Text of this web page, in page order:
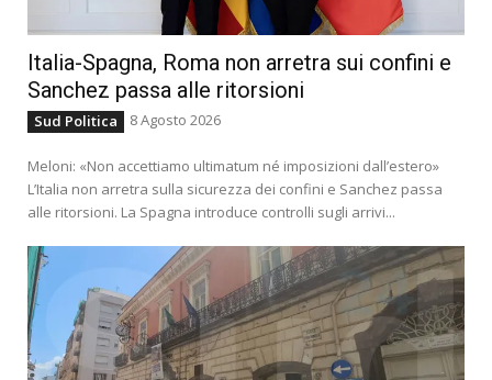
Italia-Spagna, Roma non arretra sui confini e
Sanchez passa alle ritorsioni
Sud Politica 8 Agosto 2026
Meloni: «Non accettiamo ultimatum né imposizioni dall’estero»
L’Italia non arretra sulla sicurezza dei confini e Sanchez passa
alle ritorsioni. La Spagna introduce controlli sugli arrivi...